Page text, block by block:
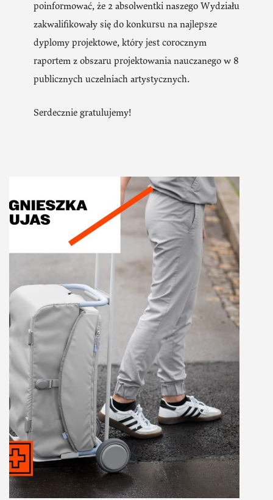
poinformować, że 2 absolwentki naszego Wydziału
zakwalifikowały się do konkursu na najlepsze
dyplomy projektowe, który jest corocznym
raportem z obszaru projektowania nauczanego w 8
publicznych uczelniach artystycznych.
Serdecznie gratulujemy!